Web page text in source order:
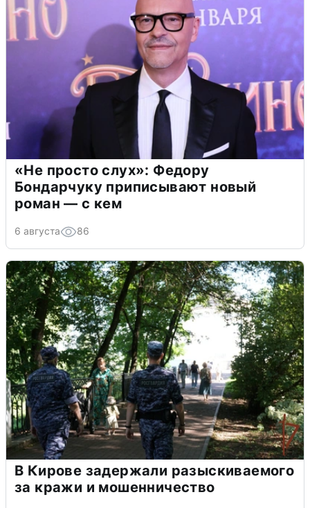
«Не просто слух»: Федору
Бондарчуку приписывают новый
роман — с кем
6 августа 86
В Кирове задержали разыскиваемого
за кражи и мошенничество